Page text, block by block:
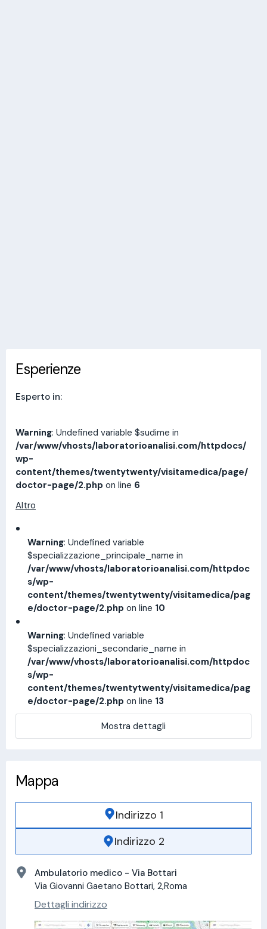
Esperienze
Esperto in:
Warning: Undefined variable $sudime in
/var/www/vhosts/laboratorioanalisi.com/httpdocs/
wp-
content/themes/twentytwenty/visitamedica/page/
doctor-page/2.php on line 6
Altro
Warning: Undefined variable
$specializzazione_principale_name in
/var/www/vhosts/laboratorioanalisi.com/httpdoc
s/wp-
content/themes/twentytwenty/visitamedica/pag
e/doctor-page/2.php on line 10
Warning: Undefined variable
$specializzazioni_secondarie_name in
/var/www/vhosts/laboratorioanalisi.com/httpdoc
s/wp-
content/themes/twentytwenty/visitamedica/pag
e/doctor-page/2.php on line 13
Mostra dettagli
Mappa
Indirizzo 1
Indirizzo 2
Ambulatorio medico - Via Bottari
Via Giovanni Gaetano Bottari, 2,Roma
Dettagli indirizzo